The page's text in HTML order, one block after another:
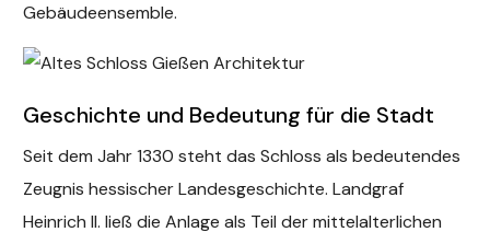
Gebäudeensemble.
Geschichte und Bedeutung für die Stadt
Seit dem Jahr 1330 steht das Schloss als bedeutendes
Zeugnis hessischer Landesgeschichte. Landgraf
Heinrich II. ließ die Anlage als Teil der mittelalterlichen